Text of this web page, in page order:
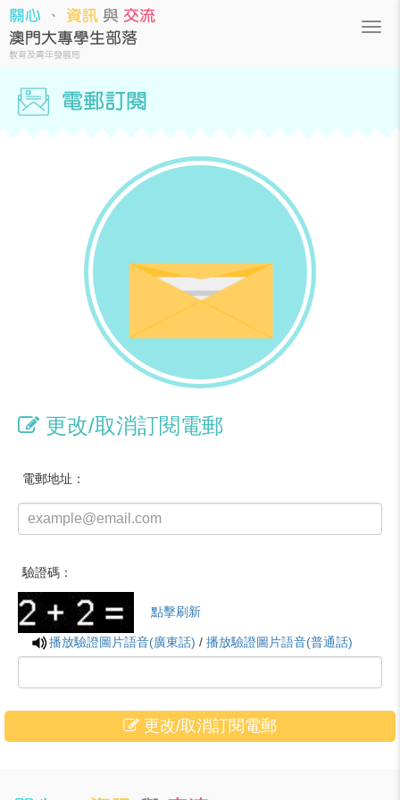
關心 、 資訊 與 交流
澳門大專學生部落
教育及青年發展局
電郵訂閱
更改/取消訂閱電郵
電郵地址：
驗證碼：
點擊刷新
播放驗證圖片語音(廣東話) / 播放驗證圖片語音(普通話)
更改/取消訂閱電郵